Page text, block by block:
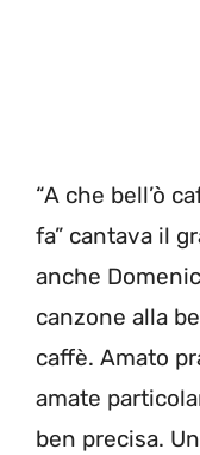
“A che bell’ò
fa” cantava il
anche
canzone alla
caffè. Amato
amate
ben precisa.